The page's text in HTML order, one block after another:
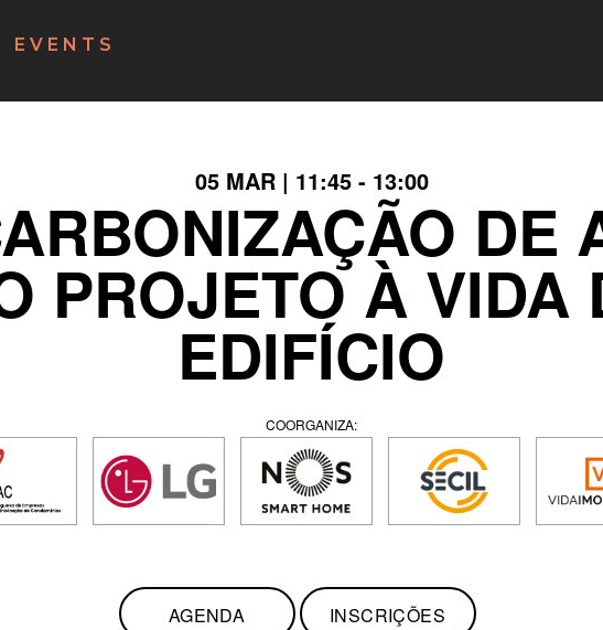
EVENTS
05 MAR | 11:45 - 13:00
DE
PROJETO À VIDA
EDIFÍCIO
COORGANIZA:
AGENDA INSCRIÇÕES